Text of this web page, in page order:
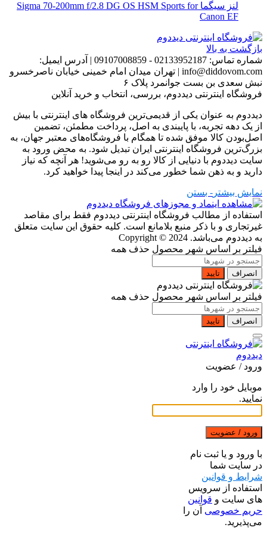
لنز سیگما Sigma 70-200mm f/2.8 DG OS HSM Sports for
Canon EF
بازگشت به بالا
شماره تماس: 02133952187 - 09107008859
| آدرس ایمیل:
info@diddovom.com
| تهران میدان امام خمینی خیابان ناصرخسرو
نبش سعدی بن بست جوانمرد پلاک ۶
فروشگاه اینترنتی دیددوم، بررسی، انتخاب و خرید آنلاین
دیددوم به عنوان یکی از قدیمی‌ترین فروشگاه های اینترنتی با بیش
از یک دهه تجربه، با پایبندی به اصل، پرداخت مطمئن، تضمین
اصل‌بودن کالا موفق شده تا همگام با فروشگاه‌های معتبر جهان، به
بزرگ‌ترین فروشگاه اینترنتی ایران تبدیل شود. به محض ورود به
سایت دیددوم با دنیایی از کالا رو به رو می‌شوید! هر آنچه که نیاز
دارید و به ذهن شما خطور می‌کند در اینجا پیدا خواهید کرد.
نمایش بیشتر - بستن
استفاده از مطالب فروشگاه اینترنتی دیددوم فقط برای مقاصد
غیرتجاری و با ذکر منبع بلامانع است. کلیه حقوق این سایت متعلق
به دیددوم می‌باشد. Copyright © 2024
فیلتر بر اساس شهر محصول حذف همه
انصراف تایید
فیلتر بر اساس شهر محصول حذف همه
انصراف تایید
ورود / عضویت
موبایل خود را وارد
نمایید.
ورود / عضویت
با ورود و یا ثبت نام
در سایت شما
شرایط و قوانین
استفاده از سرویس
های سایت و قوانین
حریم خصوصی آن را
می‌پذیرید.